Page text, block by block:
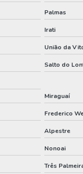
de água potável
de poços
de poços artesianos
de poços
de poços artesianos
Palmas
Irati
União da
Salto do
Miraguaí
Frederico
Alpestre
Nonoai
Três